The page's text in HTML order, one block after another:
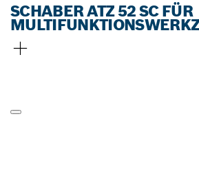
SCHABER ATZ 52 SC FÜR